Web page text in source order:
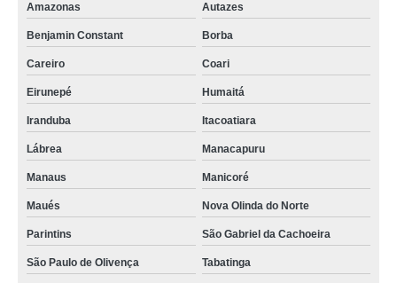
Amazonas
Autazes
Benjamin Constant Borba
Careiro Coari
Eirunepé Humaitá
Iranduba Itacoatiara
Lábrea Manacapuru
Manaus Manicoré
Maués Nova Olinda do Norte
Parintins São Gabriel da Cachoeira
São Paulo de Olivença Tabatinga